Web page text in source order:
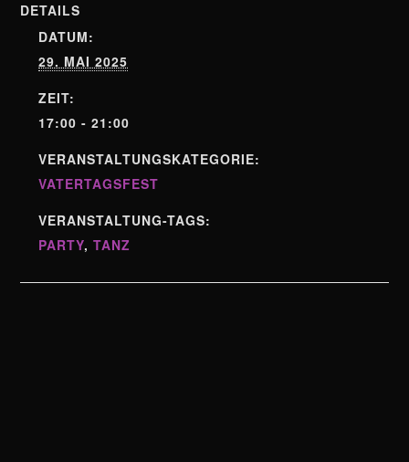
DETAILS
DATUM:
29. MAI 2025
ZEIT:
17:00 - 21:00
VERANSTALTUNGSKATEGORIE:
VATERTAGSFEST
VERANSTALTUNG-TAGS:
PARTY,TANZ